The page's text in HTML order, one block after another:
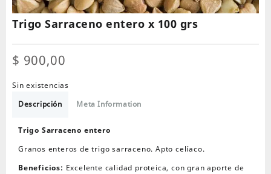
Trigo Sarraceno entero x 100 grs
$ 900,00
Sin existencias
Descripción
Meta Information
Trigo Sarraceno entero
Granos enteros de trigo sarraceno. Apto celíaco.
Beneficios: Excelente calidad proteica, con gran aporte de